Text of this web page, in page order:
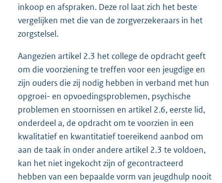
inkoop en afspraken. Deze rol laat zich het beste
vergelijken met die van de zorgverzekeraars in het
zorgstelsel.
Aangezien artikel 2.3 het college de opdracht geeft
om die voorziening te treffen voor een jeugdige en
zijn ouders die zij nodig hebben in verband met hun
opgroei- en opvoedingsproblemen, psychische
problemen en stoornissen en artikel 2.6, eerste lid,
onderdeel a, de opdracht om te voorzien in een
kwalitatief en kwantitatief toereikend aanbod om
aan de taak in onder andere artikel 2.3 te voldoen,
kan het niet ingekocht zijn of gecontracteerd
hebben van een bepaalde vorm van jeugdhulp nooit